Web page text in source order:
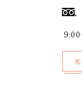
9:00